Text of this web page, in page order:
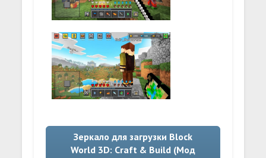
Зеркало для загрузки Block
World 3D: Craft & Build (Мод